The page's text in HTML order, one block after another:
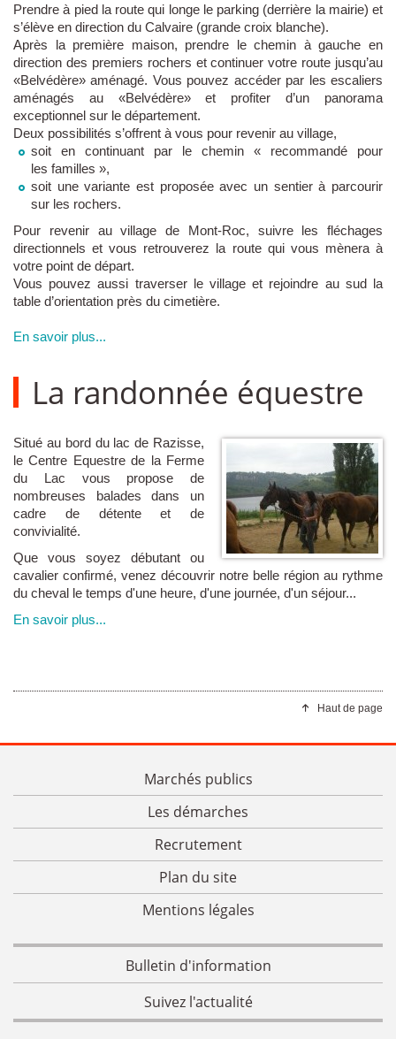
Prendre à pied la route qui longe le parking (derrière la mairie) et
s’élève en direction du Calvaire (grande croix blanche).
Après la première maison, prendre le chemin à gauche en
direction des premiers rochers et continuer votre route jusqu’au
«Belvédère» aménagé. Vous pouvez accéder par les escaliers
aménagés au «Belvédère» et profiter d’un panorama
exceptionnel sur le département.
Deux possibilités s’offrent à vous pour revenir au village,
soit en continuant par le chemin « recommandé pour
les familles »,
soit une variante est proposée avec un sentier à parcourir
sur les rochers.
Pour revenir au village de Mont-Roc, suivre les fléchages
directionnels et vous retrouverez la route qui vous mènera à
votre point de départ.
Vous pouvez aussi traverser le village et rejoindre au sud la
table d’orientation près du cimetière.
En savoir plus...
La randonnée équestre
Situé au bord du lac de Razisse,
le Centre Equestre de la Ferme
du Lac vous propose de
nombreuses balades dans un
cadre de détente et de
convivialité.
Que vous soyez débutant ou
cavalier confirmé, venez découvrir notre belle région au rythme
du cheval le temps d'une heure, d'une journée, d'un séjour...
En savoir plus...
Haut de page
Marchés publics
Les démarches
Recrutement
Plan du site
Mentions légales
Bulletin d'information
Suivez l'actualité